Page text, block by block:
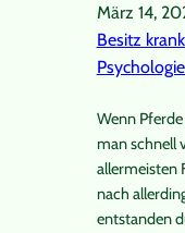
März 14,
Besitz
Wenn
man schnell
allermeisten
nach
entstanden